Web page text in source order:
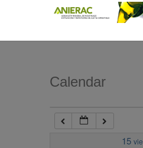
Calendar
15 vie
7:00 am